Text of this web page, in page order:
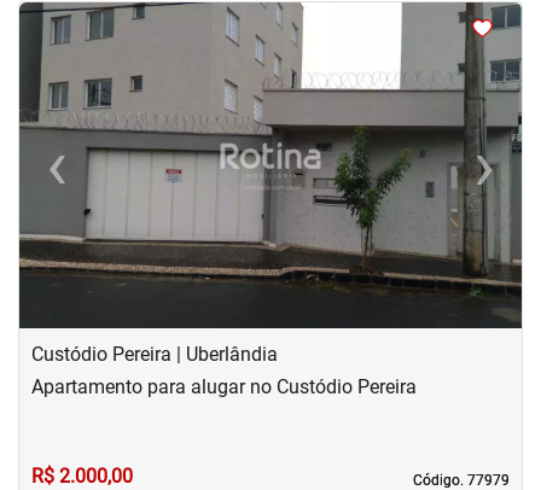
<<<<
‹Previous ›Next
Custódio Pereira | Uberlândia
Código. 77979
Código. 77979
Apartamento para alugar no Custódio Pereira
R$ 2.000,00